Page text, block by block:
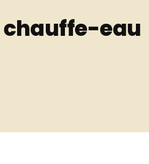
chauffe-eau